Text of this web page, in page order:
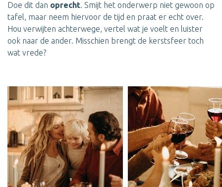
Doe dit dan oprecht. Smijt het onderwerp niet gewoon op
tafel, maar neem hiervoor de tijd en praat er echt over.
Hou verwijten achterwege, vertel wat je voelt en luister
ook naar de ander. Misschien brengt de kerstsfeer toch
wat vrede?